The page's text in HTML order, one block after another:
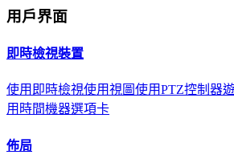
用戶界面
即時檢視裝置
使用即時檢視使用視圖使用PTZ控制器
用時間機器選項卡
佈局